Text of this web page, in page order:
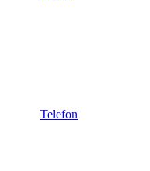
Telefon